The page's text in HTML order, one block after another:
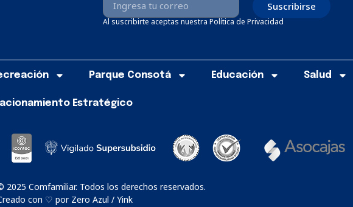
Suscribirse
Al suscribirte aceptas nuestra Política de Privacidad
Parque Consotá Educación Salud
Estratégico
2025 Comfamiliar. Todos los derechos reservados.
con ♡ por Zero Azul / Yink